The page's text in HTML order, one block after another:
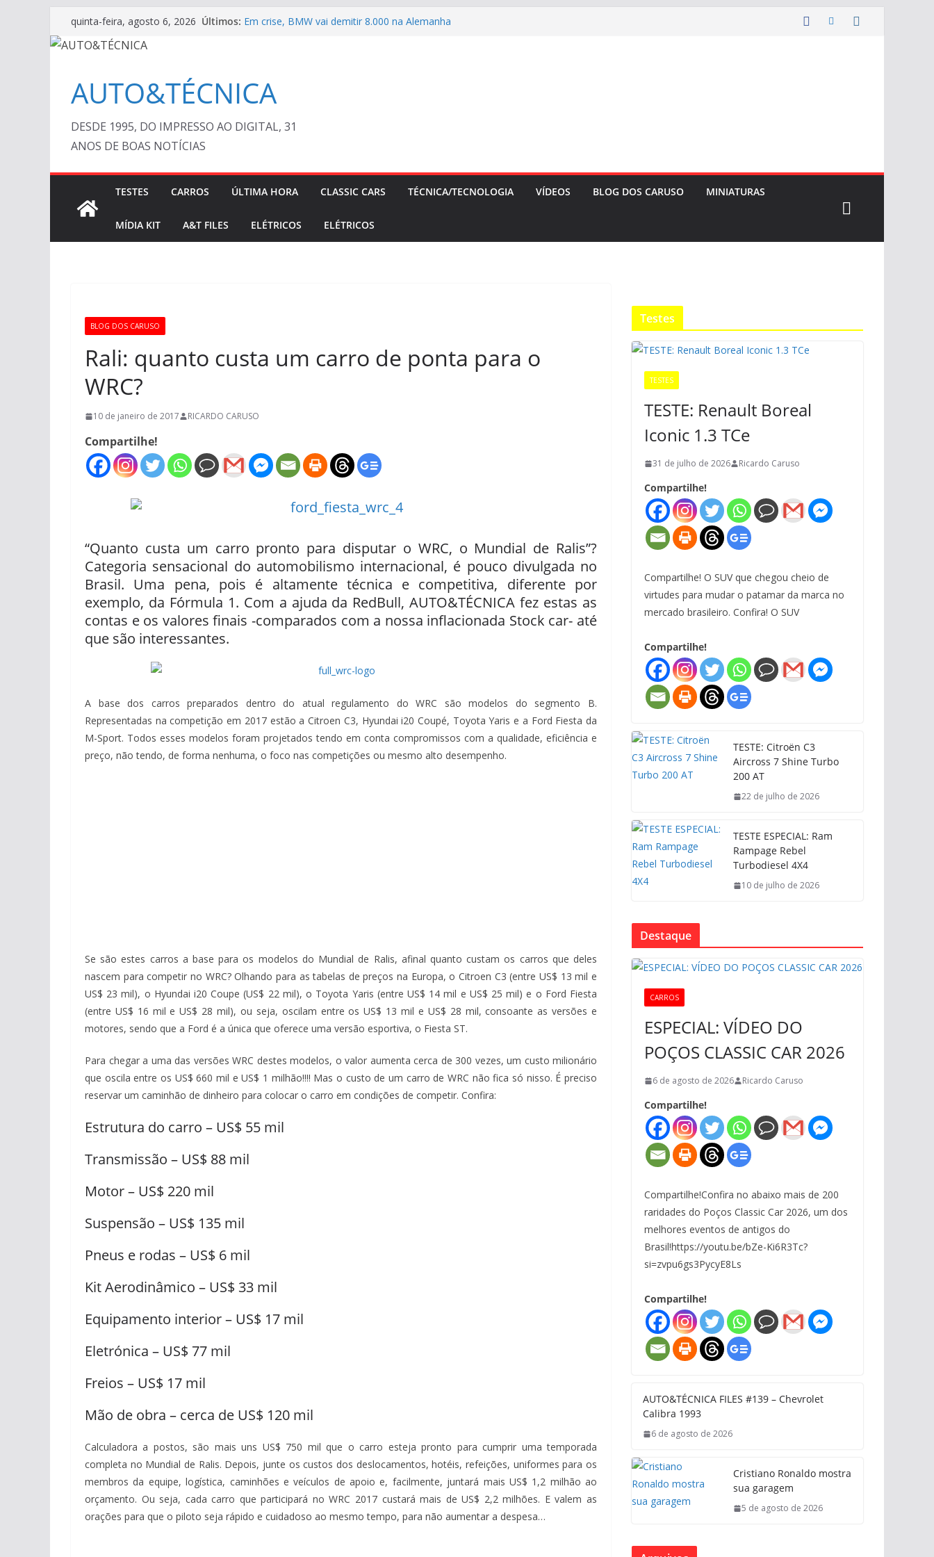
Pular
para
quinta-feira, agosto 6, 2026 Últimos: Em crise, BMW vai demitir 8.000 na Alemanha
AUTO&TÉCNICA
DESDE 1995, DO IMPRESSO AO DIGITAL, 31
ANOS DE BOAS NOTÍCIAS
TESTES CARROS ÚLTIMA HORA CLASSIC CARS TÉCNICA/TECNOLOGIA VÍDEOS BLOG DOS CARUSO MINIATURAS
MÍDIA KIT A&T FILES ELÉTRICOS ELÉTRICOS
BLOG DOS CARUSO
Rali: quanto custa um carro de ponta para o
WRC?
10 de janeiro de 2017 RICARDO CARUSO
Compartilhe!
“Quanto custa um carro pronto para disputar o WRC, o Mundial de Ralis”?
Categoria sensacional do automobilismo internacional, é pouco divulgada no
Brasil. Uma pena, pois é altamente técnica e competitiva, diferente por
exemplo, da Fórmula 1. Com a ajuda da RedBull, AUTO&TÉCNICA fez estas as
contas e os valores finais -comparados com a nossa inflacionada Stock car- até
que são interessantes.
A base dos carros preparados dentro do atual regulamento do WRC são modelos do segmento B.
Representadas na competição em 2017 estão a Citroen C3, Hyundai i20 Coupé, Toyota Yaris e a Ford Fiesta da
M-Sport. Todos esses modelos foram projetados tendo em conta compromissos com a qualidade, eficiência e
preço, não tendo, de forma nenhuma, o foco nas competições ou mesmo alto desempenho.
Se são estes carros a base para os modelos do Mundial de Ralis, afinal quanto custam os carros que deles
nascem para competir no WRC? Olhando para as tabelas de preços na Europa, o Citroen C3 (entre US$ 13 mil e
US$ 23 mil), o Hyundai i20 Coupe (US$ 22 mil), o Toyota Yaris (entre US$ 14 mil e US$ 25 mil) e o Ford Fiesta
(entre US$ 16 mil e US$ 28 mil), ou seja, oscilam entre os US$ 13 mil e US$ 28 mil, consoante as versões e
motores, sendo que a Ford é a única que oferece uma versão esportiva, o Fiesta ST.
Para chegar a uma das versões WRC destes modelos, o valor aumenta cerca de 300 vezes, um custo milionário
que oscila entre os US$ 660 mil e US$ 1 milhão!!!! Mas o custo de um carro de WRC não fica só nisso. É preciso
reservar um caminhão de dinheiro para colocar o carro em condições de competir. Confira:
Estrutura do carro – US$ 55 mil
Transmissão – US$ 88 mil
Motor – US$ 220 mil
Suspensão – US$ 135 mil
Pneus e rodas – US$ 6 mil
Kit Aerodinâmico – US$ 33 mil
Equipamento interior – US$ 17 mil
Eletrónica – US$ 77 mil
Freios – US$ 17 mil
Mão de obra – cerca de US$ 120 mil
Calculadora a postos, são mais uns US$ 750 mil que o carro esteja pronto para cumprir uma temporada
completa no Mundial de Ralis. Depois, junte os custos dos deslocamentos, hotéis, refeições, uniformes para os
membros da equipe, logística, caminhões e veículos de apoio e, facilmente, juntará mais US$ 1,2 milhão ao
orçamento. Ou seja, cada carro que participará no WRC 2017 custará mais de US$ 2,2 milhões. E valem as
orações para que o piloto seja rápido e cuidadoso ao mesmo tempo, para não aumentar a despesa…
Testes
TESTES
TESTE: Renault Boreal
Iconic 1.3 TCe
31 de julho de 2026 Ricardo Caruso
Compartilhe!
Compartilhe! O SUV que chegou cheio de
virtudes para mudar o patamar da marca no
mercado brasileiro. Confira! O SUV
Compartilhe!
TESTE: Citroën C3
Aircross 7 Shine Turbo
200 AT
22 de julho de 2026
TESTE ESPECIAL: Ram
Rampage Rebel
Turbodiesel 4X4
10 de julho de 2026
Destaque
CARROS
ESPECIAL: VÍDEO DO
POÇOS CLASSIC CAR 2026
6 de agosto de 2026 Ricardo Caruso
Compartilhe!
Compartilhe!Confira no abaixo mais de 200
raridades do Poços Classic Car 2026, um dos
melhores eventos de antigos do
Brasil!https://youtu.be/bZe-Ki6R3Tc?
si=zvpu6gs3PycyE8Ls
Compartilhe!
AUTO&TÉCNICA FILES #139 – Chevrolet
Calibra 1993
6 de agosto de 2026
Cristiano Ronaldo mostra
sua garagem
5 de agosto de 2026